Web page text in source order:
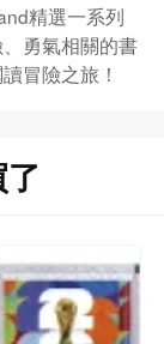
精選一系列
勇氣相關的書
冒險之旅！